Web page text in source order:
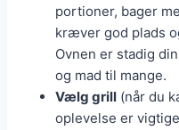
portioner, bager
kræver god plads
Ovnen er stadig
og mad til mange.
Vælg grill (når du
oplevelse er